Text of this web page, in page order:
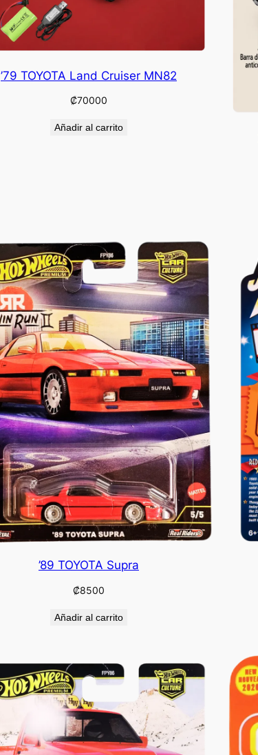
’79 TOYOTA Land Cruiser MN82
₡70000
Añadir al carrito
’89 TOYOTA Supra
₡8500
Añadir al carrito